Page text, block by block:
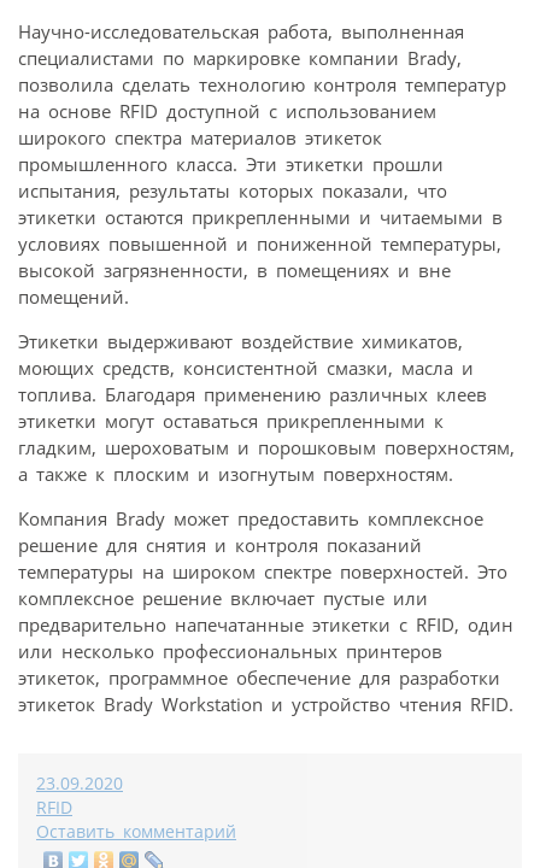
Научно-исследовательская работа, выполненная
специалистами по маркировке компании Brady,
позволила сделать технологию контроля температур
на основе RFID доступной с использованием
широкого спектра материалов этикеток
промышленного класса. Эти этикетки прошли
испытания, результаты которых показали, что
этикетки остаются прикрепленными и читаемыми в
условиях повышенной и пониженной температуры,
высокой загрязненности, в помещениях и вне
помещений.
Этикетки выдерживают воздействие химикатов,
моющих средств, консистентной смазки, масла и
топлива. Благодаря применению различных клеев
этикетки могут оставаться прикрепленными к
гладким, шероховатым и порошковым поверхностям,
а также к плоским и изогнутым поверхностям.
Компания Brady может предоставить комплексное
решение для снятия и контроля показаний
температуры на широком спектре поверхностей. Это
комплексное решение включает пустые или
предварительно напечатанные этикетки с RFID, один
или несколько профессиональных принтеров
этикеток, программное обеспечение для разработки
этикеток Brady Workstation и устройство чтения RFID.
23.09.2020
RFID
Оставить комментарий